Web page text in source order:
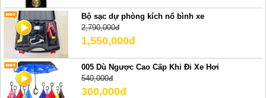
Bộ sạc dự phòng kích nổ bình xe
2,790,000đ
1,550,000đ
005 Dù Ngược Cao Cấp Khi Đi Xe Hơi
540,000đ
300,000đ